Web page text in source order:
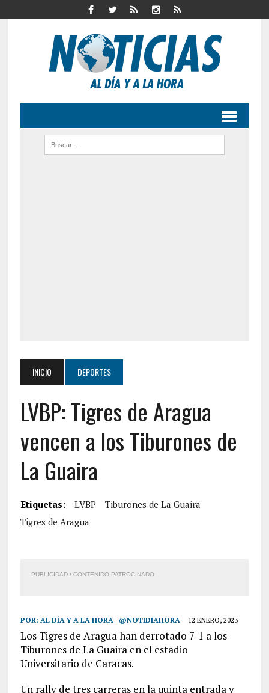
INICIO DEPORTES
LVBP: Tigres de Aragua
vencen a los Tiburones de
La Guaira
Etiquetas: LVBP
Tiburones de La Guaira
Tigres de Aragua
PUBLICIDAD / CONTENIDO PATROCINADO
POR: AL DÍA Y A LA HORA | @NOTIDIAHORA 12 ENERO, 2023
Los Tigres de Aragua han derrotado 7-1 a los
Tiburones de La Guaira en el estadio
Universitario de Caracas.
Un rally de tres carreras en la quinta entrada y